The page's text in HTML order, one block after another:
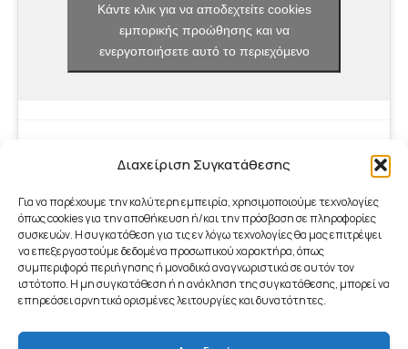
Διαχείριση Συγκατάθεσης
Για να παρέχουμε την καλύτερη εμπειρία, χρησιμοποιούμε τεχνολογίες
όπως cookies για την αποθήκευση ή/και την πρόσβαση σε πληροφορίες
συσκευών. Η συγκατάθεση για τις εν λόγω τεχνολογίες θα μας επιτρέψει
να επεξεργαστούμε δεδομένα προσωπικού χαρακτήρα, όπως
συμπεριφορά περιήγησης ή μοναδικά αναγνωριστικά σε αυτόν τον
ιστότοπο. Η μη συγκατάθεση ή η ανάκληση της συγκατάθεσης, μπορεί να
επηρεάσει αρνητικά ορισμένες λειτουργίες και δυνατότητες.
Κάντε κλικ για να αποδεχτείτε cookies
εμπορικής προώθησης και να
ενεργοποιήσετε αυτό το περιεχόμενο